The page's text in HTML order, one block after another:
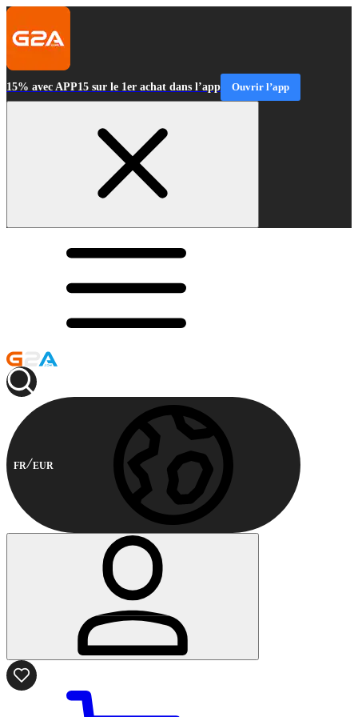
15% avec APP15 sur le 1er achat dans l’app Ouvrir l’app
FR EUR